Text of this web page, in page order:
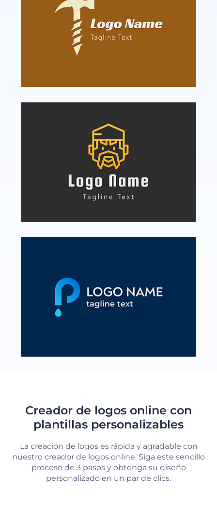
Creador de logos online con
plantillas personalizables
La creación de logos es rápida y agradable con
nuestro creador de logos online. Siga este sencillo
proceso de 3 pasos y obtenga su diseño
personalizado en un par de clics.